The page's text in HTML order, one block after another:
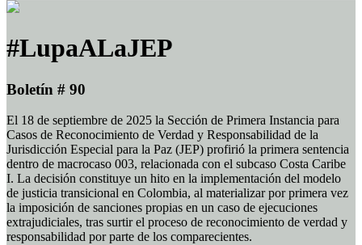
#LupaALaJEP
Boletín # 90
El 18 de septiembre de 2025 la Sección de Primera Instancia para
Casos de Reconocimiento de Verdad y Responsabilidad de la
Jurisdicción Especial para la Paz (JEP) profirió la primera sentencia
dentro de macrocaso 003, relacionada con el subcaso Costa Caribe
I. La decisión constituye un hito en la implementación del modelo
de justicia transicional en Colombia, al materializar por primera vez
la imposición de sanciones propias en un caso de ejecuciones
extrajudiciales, tras surtir el proceso de reconocimiento de verdad y
responsabilidad por parte de los comparecientes.